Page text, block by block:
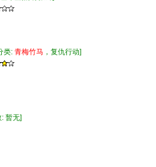
类: 青梅竹马 ，复仇行动]
暂无]